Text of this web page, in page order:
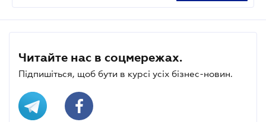
Читайте нас в соцмережах.
Підпишіться, щоб бути в курсі усіх бізнес-новин.